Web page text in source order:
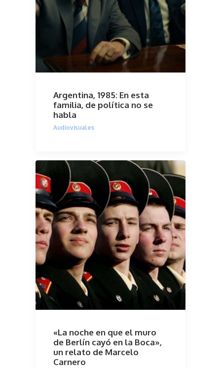
Argentina, 1985: En esta
familia, de política no se
habla
Audiovisuales
«La noche en que el muro
de Berlín cayó en la Boca»,
un relato de Marcelo
Carnero